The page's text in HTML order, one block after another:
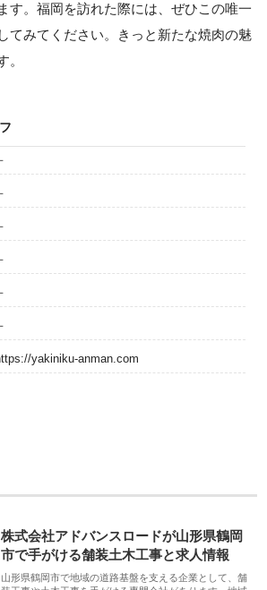
す。福岡を訪れた際には、ぜひこの唯一
てみてください。きっと新たな焼肉の魅
。
yakiniku-anman.com
株式会社アドバンスロードが山形県鶴岡
市で手がける舗装土木工事と求人情報
山形県鶴岡市で地域の道路基盤を支える企業として、舗